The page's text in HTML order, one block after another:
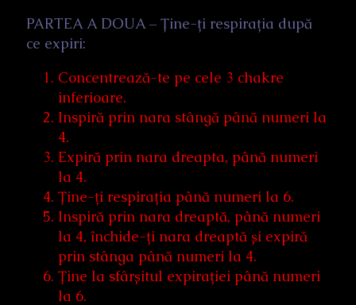
PARTEA A DOUA – Ține-ți respirația după
ce expiri:
Concentrează-te pe cele 3 chakre
inferioare.
Inspiră prin nara stângă până numeri la
4.
Expiră prin nara dreapta, până numeri
la 4.
Ține-ți respirația până numeri la 6.
Inspiră prin nara dreaptă, până numeri
la 4, închide-ți nara dreaptă și expiră
prin stânga până numeri la 4.
Ține la sfârșitul expirației până numeri
la 6.